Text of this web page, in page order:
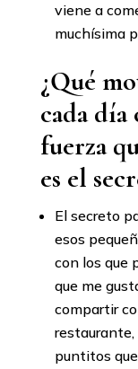
viene a
muchísima
¿Qué
cada día
fuerza
es el
El secreto
esos
con los que
que me
compartir
restaurante,
puntitos